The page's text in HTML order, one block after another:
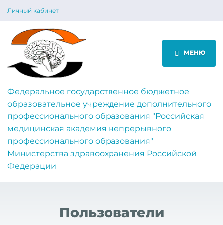
Личный кабинет
МЕНЮ
Федеральное государственное бюджетное
образовательное учреждение дополнительного
профессионального образования "Российская
медицинская академия непрерывного
профессионального образования"
Министерства здравоохранения Российской
Федерации
Пользователи